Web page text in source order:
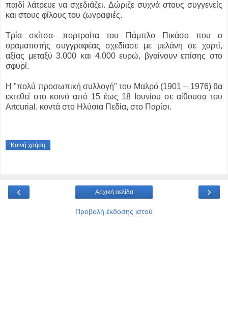
παιδί λάτρευε να σχεδιάζει. Δώριζε συχνά στους συγγενείς
και στους φίλους του ζωγραφιές.
Τρία σκίτσα- πορτραίτα του Πάμπλο Πικάσο που ο
οραματιστής συγγραφέας σχεδίασε με μελάνη σε χαρτί,
αξίας μεταξύ 3.000 και 4.000 ευρώ, βγαίνουν επίσης στο
σφυρί.
Η "πολύ προσωπική συλλογή" του Μαλρό (1901 – 1976) θα
εκτεθεί στο κοινό από 15 έως 18 Ιουνίου σε αίθουσα του
Artcurial, κοντά στο Ηλύσια Πεδία, στο Παρίσι.
Κοινή χρήση
‹ ›
Αρχική σελίδα
Προβολή έκδοσης ιστού